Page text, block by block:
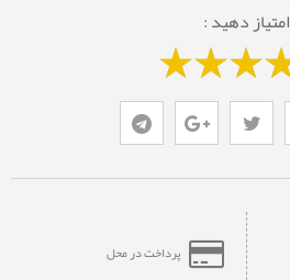
امتیاز دهید :
پرداخت در محل